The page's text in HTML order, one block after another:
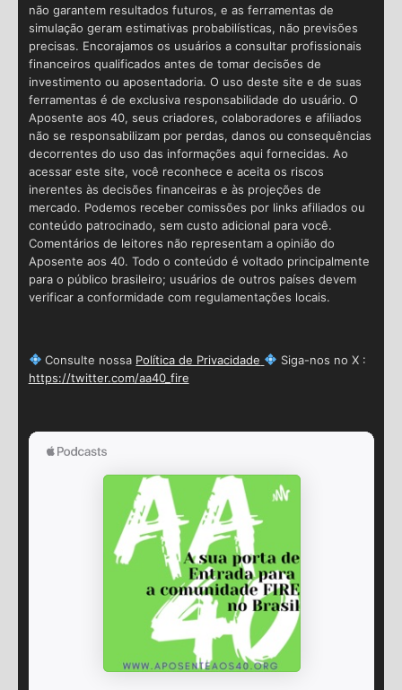
não garantem resultados futuros, e as ferramentas de
simulação geram estimativas probabilísticas, não previsões
precisas. Encorajamos os usuários a consultar profissionais
financeiros qualificados antes de tomar decisões de
investimento ou aposentadoria. O uso deste site e de suas
ferramentas é de exclusiva responsabilidade do usuário. O
Aposente aos 40, seus criadores, colaboradores e afiliados
não se responsabilizam por perdas, danos ou consequências
decorrentes do uso das informações aqui fornecidas. Ao
acessar este site, você reconhece e aceita os riscos
inerentes às decisões financeiras e às projeções de
mercado. Podemos receber comissões por links afiliados ou
conteúdo patrocinado, sem custo adicional para você.
Comentários de leitores não representam a opinião do
Aposente aos 40. Todo o conteúdo é voltado principalmente
para o público brasileiro; usuários de outros países devem
verificar a conformidade com regulamentações locais.
Consulte nossa Política de Privacidade
Siga-nos no X :
https://twitter.com/aa40_fire